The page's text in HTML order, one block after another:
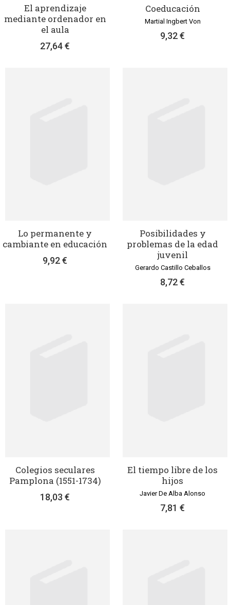
El aprendizaje
mediante ordenador en
el aula
27,64 €
Coeducación
Martial Ingbert Von
9,32 €
Lo permanente y
cambiante en educación
9,92 €
Posibilidades y
problemas de la edad
juvenil
Gerardo Castillo Ceballos
8,72 €
Colegios seculares
Pamplona (1551-1734)
18,03 €
El tiempo libre de los
hijos
Javier De Alba Alonso
7,81 €